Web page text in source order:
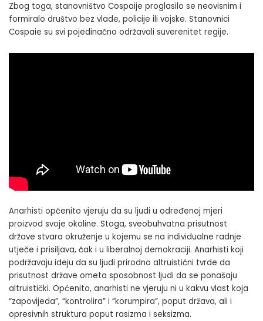
Zbog toga, stanovništvo Cospaije proglasilo se neovisnim i
formiralo društvo bez vlade, policije ili vojske. Stanovnici
Cospaie su svi pojedinačno održavali suverenitet regije.
Anarhisti općenito vjeruju da su ljudi u određenoj mjeri
proizvod svoje okoline. Stoga, sveobuhvatna prisutnost
države stvara okruženje u kojemu se na individualne radnje
utječe i prisiljava, čak i u liberalnoj demokraciji. Anarhisti koji
podržavaju ideju da su ljudi prirodno altruistični tvrde da
prisutnost države ometa sposobnost ljudi da se ponašaju
altruistički. Općenito, anarhisti ne vjeruju ni u kakvu vlast koja
“zapovijeda”, “kontrolira” i “korumpira”, poput država, ali i
opresivnih struktura poput rasizma i seksizma.